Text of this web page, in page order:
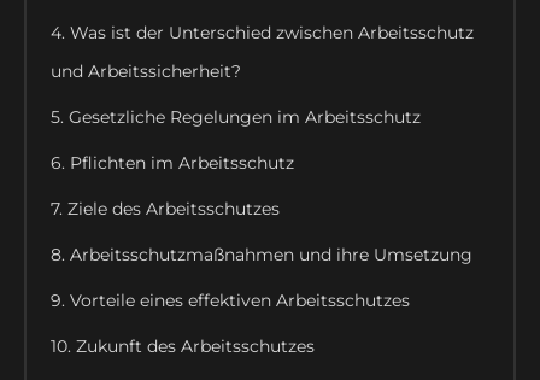
4. Was ist der Unterschied zwischen Arbeitsschutz
und Arbeitssicherheit?
5. Gesetzliche Regelungen im Arbeitsschutz
6. Pflichten im Arbeitsschutz
7. Ziele des Arbeitsschutzes
8. Arbeitsschutzmaßnahmen und ihre Umsetzung
9. Vorteile eines effektiven Arbeitsschutzes
10. Zukunft des Arbeitsschutzes